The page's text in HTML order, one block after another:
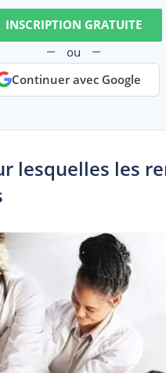
INSCRIPTION GRATUITE
ou
Continuer avec Google
lesquelles les